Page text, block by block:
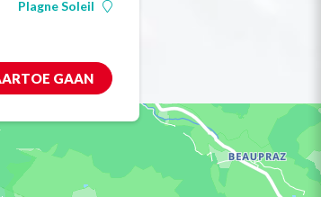
Plagne Soleil
GAAN